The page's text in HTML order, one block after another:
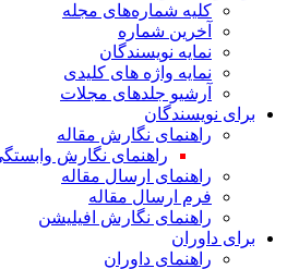
کلیه شماره‌های مجله
آخرین شماره
نمایه نویسندگان
نمایه واژه های کلیدی
آرشیو جلدهای مجلات
برای نویسندگان
راهنمای نگارش مقاله
راهنمای نگارش وابستگی
راهنمای ارسال مقاله
فرم ارسال مقاله
راهنمای نگارش افیلیشن
برای داوران
راهنمای داوران